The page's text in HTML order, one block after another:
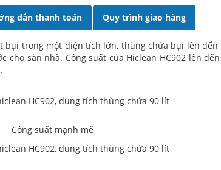
dẫn thanh toán Quy trình giao hàng
trong một diện tích lớn, thùng chứa bụi lên
sàn nhà. Công suất của Hiclean HC902 lên
Công suất mạnh mẽ